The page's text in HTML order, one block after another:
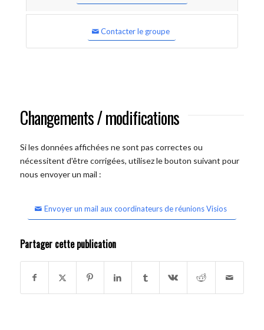
Contacter le groupe
Changements / modifications
Si les données affichées ne sont pas correctes ou
nécessitent d'être corrigées, utilisez le bouton suivant pour
nous envoyer un mail :
Envoyer un mail aux coordinateurs de réunions Visios
Partager cette publication